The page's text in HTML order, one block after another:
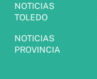
NOTICIAS
TOLEDO
NOTICIAS
PROVINCIA